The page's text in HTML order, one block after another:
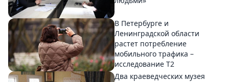
В Петербурге и
Ленинградской области
растет потребление
мобильного трафика –
исследование T2
Два краеведческих музея